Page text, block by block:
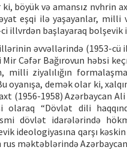
böyük və amansız nvhrin
eşqi ilə yaşayanlar, milli
illvrdən başlayaraq bolşevik
əvvəllərində (1953-cü il
Mir Cəfər Bağırovun həbsi
milli ziyalılığın
oyanışa, demək olar ki,
(1956-1958) Azərbaycan
olaraq “Dövlət dili
dövlət idarələrində
ideologiyasına qarşı
məktəblərində